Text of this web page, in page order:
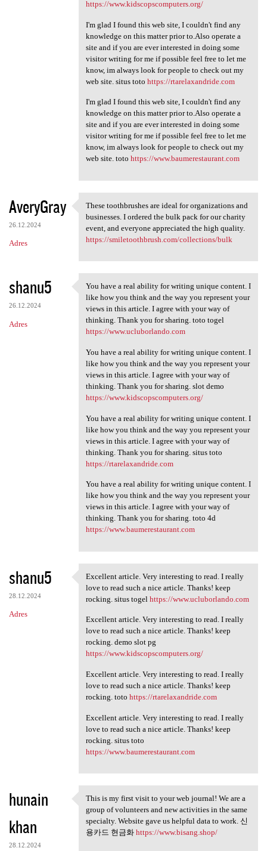
https://www.kidscopscomputers.org/
I'm glad I found this web site, I couldn't find any
knowledge on this matter prior to.Also operate a
site and if you are ever interested in doing some
visitor writing for me if possible feel free to let me
know, im always look for people to check out my
web site. situs toto https://rtarelaxandride.com
I'm glad I found this web site, I couldn't find any
knowledge on this matter prior to.Also operate a
site and if you are ever interested in doing some
visitor writing for me if possible feel free to let me
know, im always look for people to check out my
web site. toto https://www.baumerestaurant.com
AveryGray
26.12.2024
Adres
These toothbrushes are ideal
These toothbrushes are ideal for organizations and
businesses. I ordered the bulk pack for our charity
event, and everyone appreciated the high quality.
https://smiletoothbrush.com/collections/bulk
shanu5
26.12.2024
Adres
You have a real ability for
You have a real ability for writing unique content. I
like how you think and the way you represent your
views in this article. I agree with your way of
thinking. Thank you for sharing. toto togel
https://www.ucluborlando.com
You have a real ability for writing unique content. I
like how you think and the way you represent your
views in this article. I agree with your way of
thinking. Thank you for sharing. slot demo
https://www.kidscopscomputers.org/
You have a real ability for writing unique content. I
like how you think and the way you represent your
views in this article. I agree with your way of
thinking. Thank you for sharing. situs toto
https://rtarelaxandride.com
You have a real ability for writing unique content. I
like how you think and the way you represent your
views in this article. I agree with your way of
thinking. Thank you for sharing. toto 4d
https://www.baumerestaurant.com
shanu5
28.12.2024
Adres
Excellent article. Very
Excellent article. Very interesting to read. I really
love to read such a nice article. Thanks! keep
rocking. situs togel https://www.ucluborlando.com
Excellent article. Very interesting to read. I really
love to read such a nice article. Thanks! keep
rocking. demo slot pg
https://www.kidscopscomputers.org/
Excellent article. Very interesting to read. I really
love to read such a nice article. Thanks! keep
rocking. toto https://rtarelaxandride.com
Excellent article. Very interesting to read. I really
love to read such a nice article. Thanks! keep
rocking. situs toto
https://www.baumerestaurant.com
hunain
khan
28.12.2024
This is my first visit to
This is my first visit to your web journal! We are a
group of volunteers and new activities in the same
specialty. Website gave us helpful data to work. 신
용카드 현금화 https://www.bisang.shop/